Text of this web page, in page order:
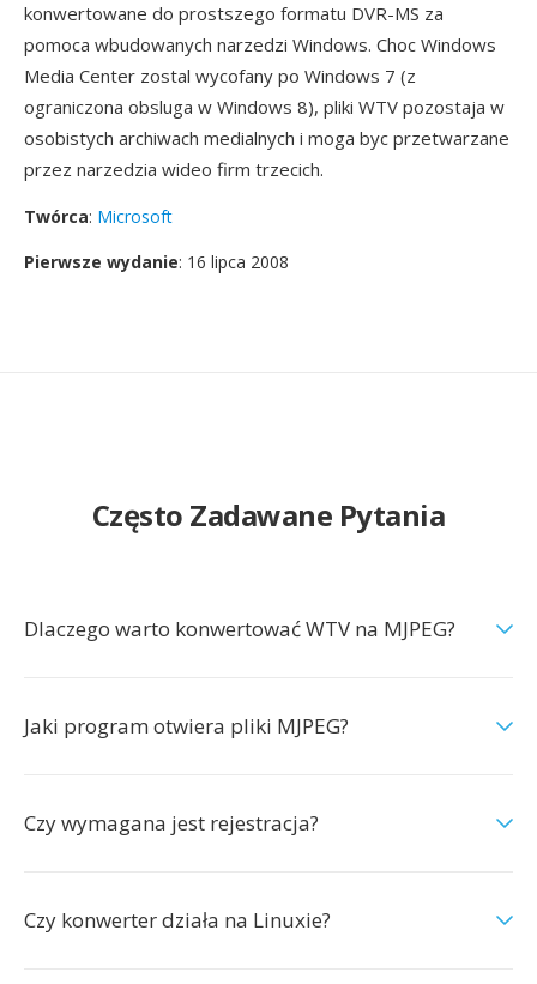
konwertowane do prostszego formatu DVR-MS za
pomoca wbudowanych narzedzi Windows. Choc Windows
Media Center zostal wycofany po Windows 7 (z
ograniczona obsluga w Windows 8), pliki WTV pozostaja w
osobistych archiwach medialnych i moga byc przetwarzane
przez narzedzia wideo firm trzecich.
Twórca: Microsoft
Pierwsze wydanie: 16 lipca 2008
Często Zadawane Pytania
Dlaczego warto konwertować WTV na MJPEG?
Jaki program otwiera pliki MJPEG?
Czy wymagana jest rejestracja?
Czy konwerter działa na Linuxie?